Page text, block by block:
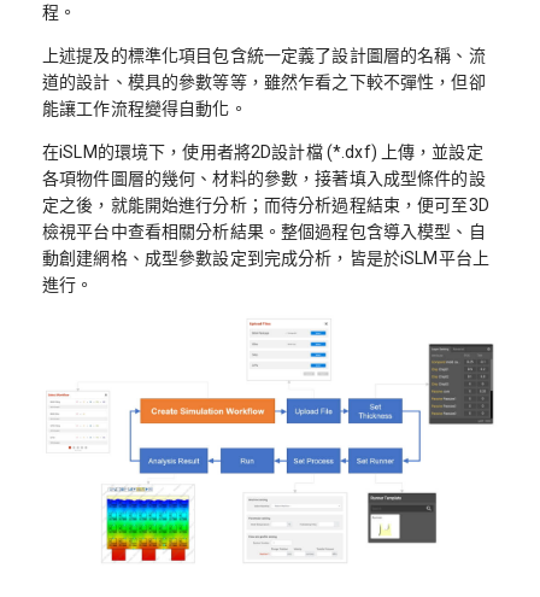
程。
上述提及的標準化項目包含統一定義了設計圖層的名稱、流
道的設計、模具的參數等等，雖然乍看之下較不彈性，但卻
能讓工作流程變得自動化。
在iSLM的環境下，使用者將2D設計檔 (*.dxf) 上傳，並設定
各項物件圖層的幾何、材料的參數，接著填入成型條件的設
定之後，就能開始進行分析；而待分析過程結束，便可至3D
檢視平台中查看相關分析結果。整個過程包含導入模型、自
動創建網格、成型參數設定到完成分析，皆是於iSLM平台上
進行。